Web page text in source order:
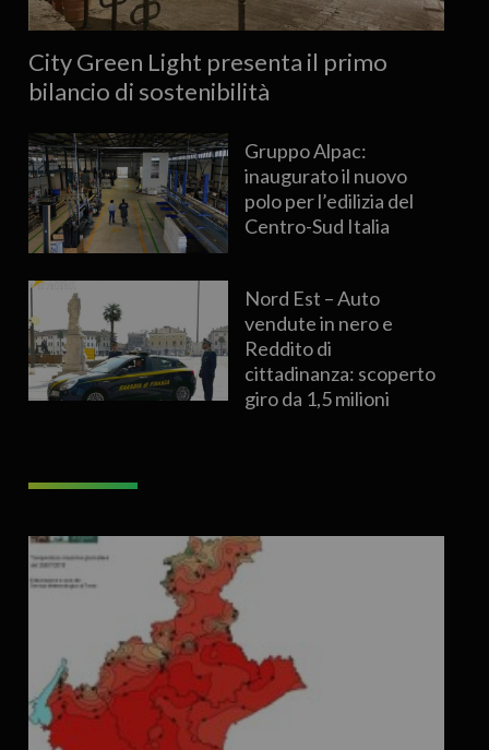
City Green Light presenta il primo
bilancio di sostenibilità
Gruppo Alpac:
inaugurato il nuovo
polo per l’edilizia del
Centro-Sud Italia
Nord Est – Auto
vendute in nero e
Reddito di
cittadinanza: scoperto
giro da 1,5 milioni